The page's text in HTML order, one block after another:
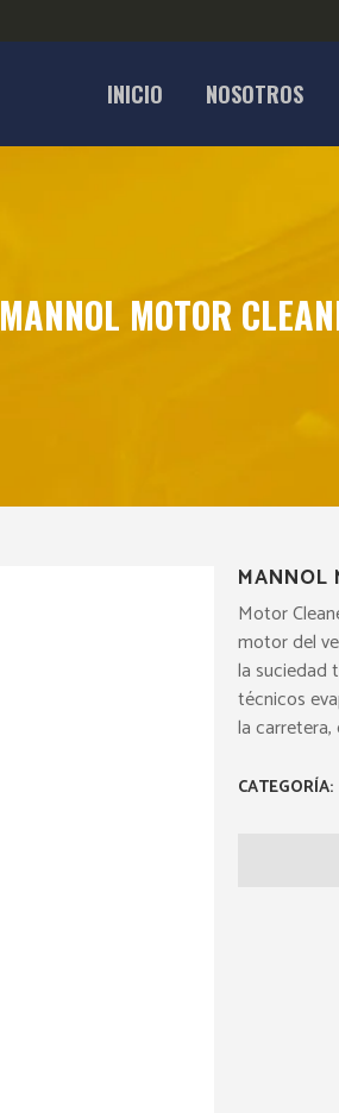
INICIO NOSOTROS
MANNOL MOTOR
MANNOL
Motor
motor del
la suciedad
técnicos
la
CATEGORÍA: